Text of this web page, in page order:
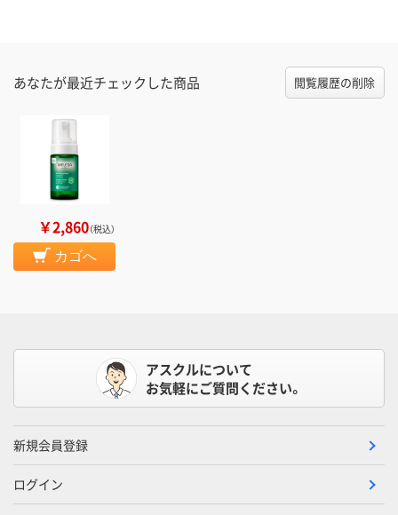
あなたが最近チェックした商品 閲覧履歴の削除
￥2,860（税込）
カゴへ
アスクルについて
お気軽にご質問ください。
新規会員登録
ログイン